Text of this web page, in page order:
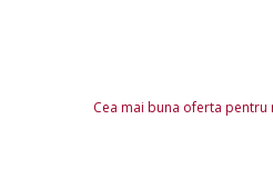
Cea mai buna oferta